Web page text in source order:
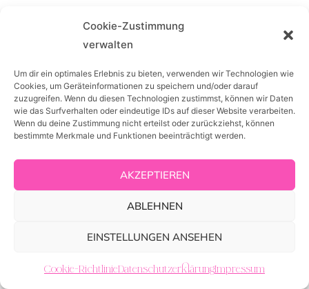
Cookie-Zustimmung
verwalten
Um dir ein optimales Erlebnis zu bieten, verwenden wir Technologien wie
Cookies, um Geräteinformationen zu speichern und/oder darauf
zuzugreifen. Wenn du diesen Technologien zustimmst, können wir Daten
wie das Surfverhalten oder eindeutige IDs auf dieser Website verarbeiten.
Wenn du deine Zustimmung nicht erteilst oder zurückziehst, können
bestimmte Merkmale und Funktionen beeinträchtigt werden.
AKZEPTIEREN
ABLEHNEN
EINSTELLUNGEN ANSEHEN
Cookie-RichtlinieDatenschutzerklärungImpressum
Alle Preise inkl. der gesetzlichen MwSt.